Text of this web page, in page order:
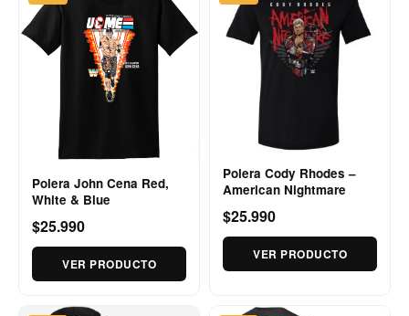
Polera John Cena Red,
White & Blue
$25.990
VER PRODUCTO
Polera Cody Rhodes –
American Nightmare
$25.990
VER PRODUCTO